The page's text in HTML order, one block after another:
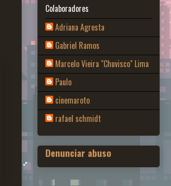
Colaboradores
Adriana Agresta
Gabriel Ramos
Marcelo Vieira "Chuvisco" Lima
Paulo
cinemaroto
rafael schmidt
Denunciar abuso